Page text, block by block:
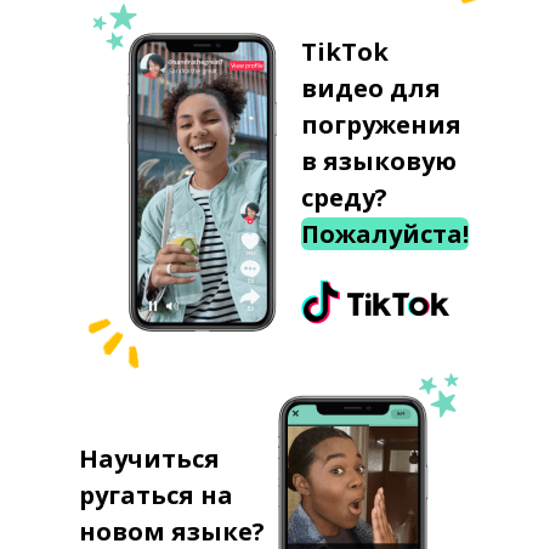
TikTok
видео для
погружения
в языковую
среду?
Пожалуйста!
Научиться
ругаться на
новом языке?